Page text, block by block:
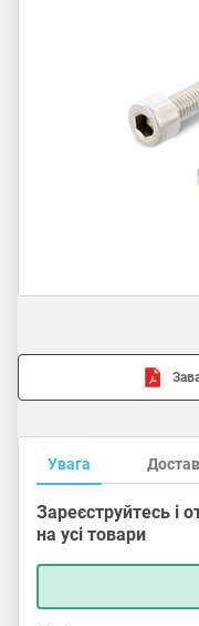
Увага
Зареєструйтесь і
на усі товари